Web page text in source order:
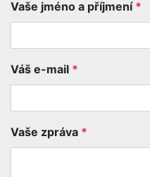
Vaše jméno a příjmení *
Váš e-mail *
Vaše zpráva *